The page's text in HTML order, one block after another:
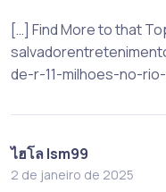
[…] Find More to that
de-r-11-milhoes-no-
ไฮโล lsm99
2 de janeiro de 2025